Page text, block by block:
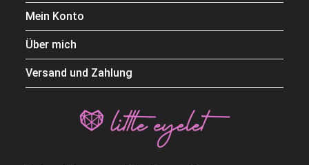
Mein Konto
Über mich
Versand und Zahlung